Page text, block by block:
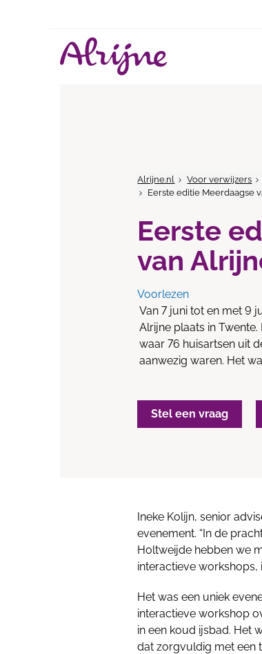
Alrijne.nl Voor verwijzers
Eerste editie Meerdaagse
Eerste
van
Voorlezen
Van 7 juni tot en met 9
Alrijne plaats in
waar 76 huisartsen uit
aanwezig waren. Het
Stel een vraag
Ineke Kolijn, senior
evenement. “In de
Holtweijde hebben we
interactieve workshops,
Het was een uniek
interactieve workshop
in een koud ijsbad. Het
dat zorgvuldig met een